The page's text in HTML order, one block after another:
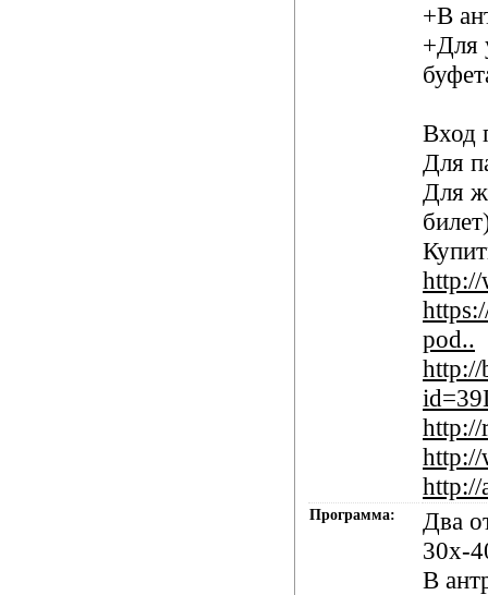
+В
+Для
Вход
Для
Для
pod..
http://
http://
http://
http://
Программа:
Два
30х-
В